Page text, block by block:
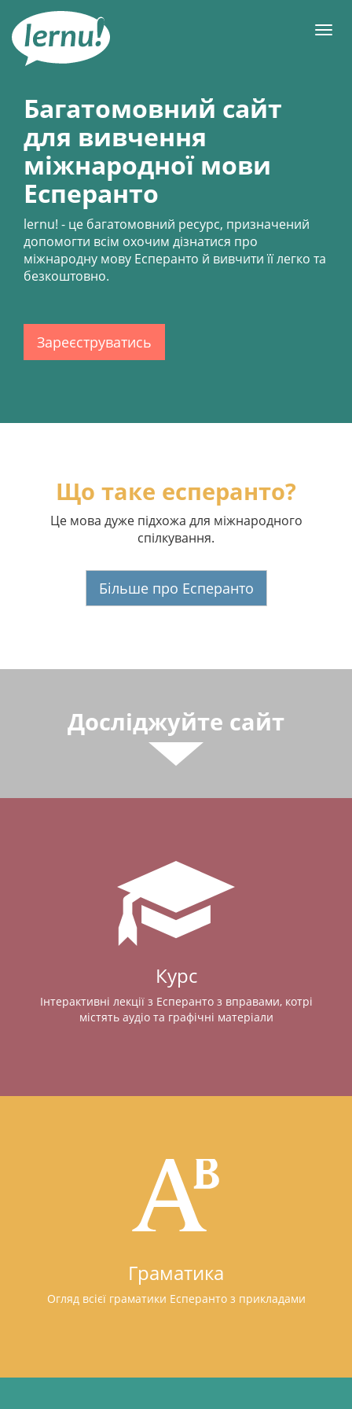
змісту
Багатомовний сайт
для вивчення
міжнародної мови
Есперанто
lernu! - це багатомовний ресурс, призначений
допомогти всім охочим дізнатися про
міжнародну мову Есперанто й вивчити її легко та
безкоштовно.
Зареєструватись
Що таке есперанто?
Це мова дуже підхожа для міжнародного
спілкування.
Більше про Есперанто
Досліджуйте сайт
Курс
Інтерактивні лекції з Есперанто з вправами, котрі
містять аудіо та графічні матеріали
Граматика
Огляд всієї граматики Есперанто з прикладами